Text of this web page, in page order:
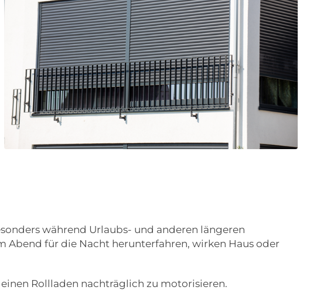
während Urlaubs- und anderen längeren
Abend für die Nacht herunterfahren, wirken Haus oder
einen Rollladen nachträglich zu motorisieren.